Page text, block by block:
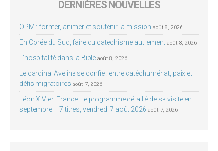
DERNIÈRES NOUVELLES
OPM : former, animer et soutenir la mission août 8, 2026
En Corée du Sud, faire du catéchisme autrement août 8, 2026
L’hospitalité dans la Bible août 8, 2026
Le cardinal Aveline se confie : entre catéchuménat, paix et
défis migratoires août 7, 2026
Léon XIV en France : le programme détaillé de sa visite en
septembre – 7 titres, vendredi 7 août 2026 août 7, 2026